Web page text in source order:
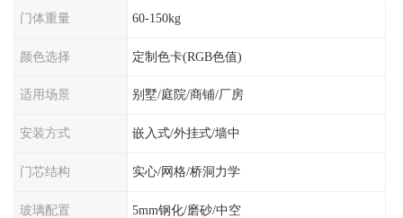
门体重量 60-150kg
颜色选择 定制色卡(RGB色值)
适用场景 别墅/庭院/商铺/厂房
安装方式 嵌入式/外挂式/墙中
门芯结构 实心/网格/桥洞力学
玻璃配置 5mm钢化/磨砂/中空